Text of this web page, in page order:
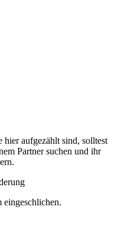
aufgezählt sind, solltest
Partner suchen und ihr
eingeschlichen.